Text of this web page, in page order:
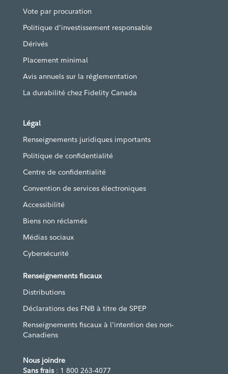
Vote par procuration
Politique d’investissement responsable
Dérivés
Placement minimal
Avis annuels sur la réglementation
La durabilité chez Fidelity Canada
Légal
Renseignements juridiques importants
Politique de confidentialité
Centre de confidentialité
Convention de services électroniques
Accessibilité
Biens non réclamés
Médias sociaux
Cybersécurité
Renseignements fiscaux
Distributions
Déclarations des FNB à titre de SPEP
Renseignements fiscaux à l’intention des non-
Canadiens
Nous joindre
Sans frais: 1 800 263-4077